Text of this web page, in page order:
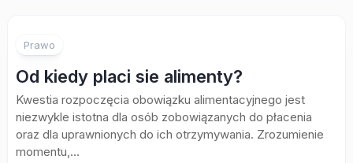
Prawo
Od kiedy placi sie alimenty?
Kwestia rozpoczęcia obowiązku alimentacyjnego jest
niezwykle istotna dla osób zobowiązanych do płacenia
oraz dla uprawnionych do ich otrzymywania. Zrozumienie
momentu,...